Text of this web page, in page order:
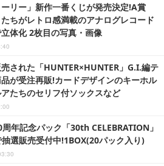
ーリー」新作一番くじが発売決定!A賞
ちがレトロ感満載のアナログレコード
体化 2枚目の写真・画像
された「HUNTER×HUNTER」G.I.編テ
が受注再販!カードデザインのキーホル
たちのセリフ付ソックスなど
周年記念パック「30th CELEBRATION」
選販売受付中!1BOX(20パック入り)